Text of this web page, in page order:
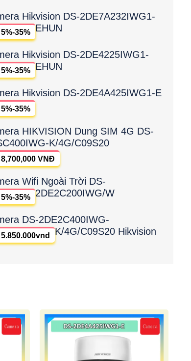
Hikvision DS-2DE7A232IWG1-
EHUN
35%
Hikvision DS-2DE4225IWG1-
EHUN
35%
Hikvision DS-2DE4A425IWG1-E
35%
HIKVISION Dung SIM 4G DS-
K/4G/C09S20
VNĐ
Wifi Ngoài Trời DS-
2DE2C200IWG/W
35%
DS-2DE2C400IWG-
K/4G/C09S20 Hikvision